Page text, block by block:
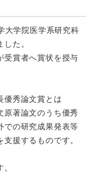
大学院医学系研究科
た。
受賞者へ賞状を授与
優秀論文賞とは
原著論文のうち優秀
での研究成果発表等
援するものです。